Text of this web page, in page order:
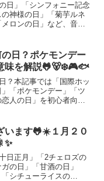
日」「シンフォニー記念
の神様の日」「菊芋ルネ
ロンの日」など、音楽
ネタやブログ素材にお
敵な一日をお過ごしく
日？ポケモンデー
味を解説🐸🐻‍❄️🎮🐟
？本記事では「国際ホッ
「ポケモンデー」「ツ
人の日」を初心者向け
金曜日の気分を整える
どうぞ。
います🐸☀️１月２０
日正月」「2チェロズの
の日」「甘酒の日」
「シチューライスの